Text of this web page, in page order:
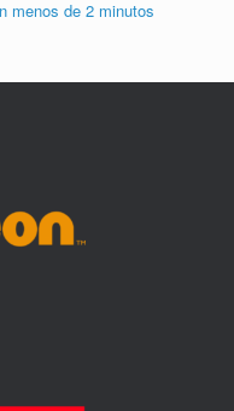
menos de 2 minutos